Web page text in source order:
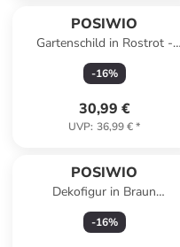
POSIWIO
Gartenschild in Rostrot -
(B)13 x (H)128 x (T)11 cm
-16%
30,99 €
UVP: 36,99 €*
POSIWIO
Dekofigur in Braun
(Überraschungsprodukt)
-16%